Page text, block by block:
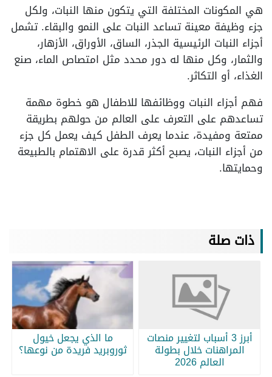
هي المكونات المختلفة التي يتكون منها النبات، ولكل
جزء وظيفة معينة تساعد النبات على النمو والبقاء. تشمل
أجزاء النبات الرئيسية الجذر، الساق، الأوراق، الأزهار،
والثمار، وكل منها له دور محدد مثل امتصاص الماء، صنع
الغذاء، أو التكاثر.
فهم أجزاء النبات ووظائفها للاطفال هو خطوة مهمة
تساعدهم على التعرف على العالم من حولهم بطريقة
ممتعة ومفيدة، عندما يعرف الطفل كيف يعمل كل جزء
من أجزاء النبات، يصبح أكثر قدرة على الاهتمام بالطبيعة
وحمايتها.
ذات صلة
أبرز 3 أسباب لتغيير منصات
المراهنات خلال بطولة
العالم 2026
ما الذي يجعل خيول
ثوروبريد فريدة من نوعها؟